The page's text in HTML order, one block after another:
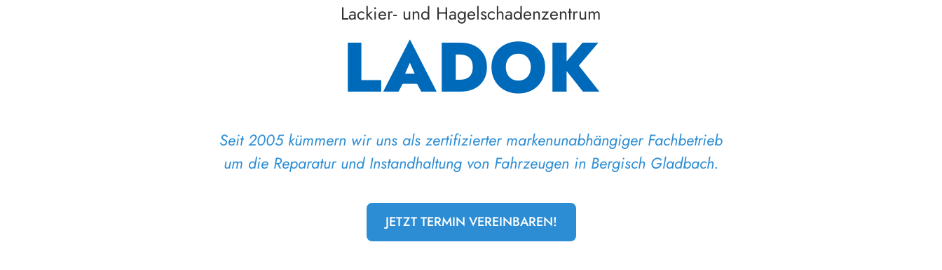
Lackier- und Hagelschadenzentrum
LADOK
Seit 2005 kümmern wir uns als zertifizierter markenunabhängiger Fachbetrieb
um die Reparatur und Instandhaltung von Fahrzeugen in Bergisch Gladbach.
JETZT TERMIN VEREINBAREN!